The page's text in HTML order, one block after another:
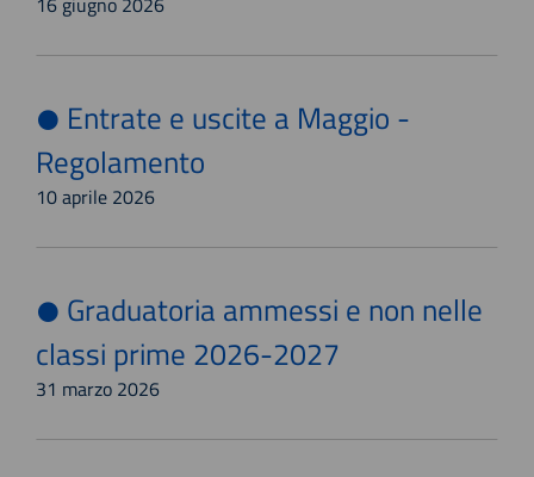
Entrate e uscite a Maggio -
Regolamento
10 aprile 2026
Graduatoria ammessi e non nelle
classi prime 2026-2027
31 marzo 2026